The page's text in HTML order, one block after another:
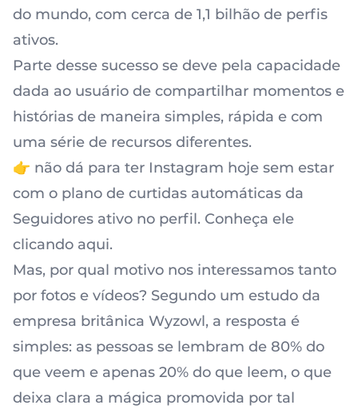
do mundo, com cerca de 1,1 bilhão de perfis
ativos.
Parte desse sucesso se deve pela capacidade
dada ao usuário de compartilhar momentos e
histórias de maneira simples, rápida e com
uma série de recursos diferentes.
👉 não dá para ter Instagram hoje sem estar
com o plano de curtidas automáticas da
Seguidores ativo no perfil. Conheça ele
clicando aqui.
Mas, por qual motivo nos interessamos tanto
por fotos e vídeos? Segundo um estudo da
empresa britânica Wyzowl, a resposta é
simples: as pessoas se lembram de 80% do
que veem e apenas 20% do que leem, o que
deixa clara a mágica promovida por tal